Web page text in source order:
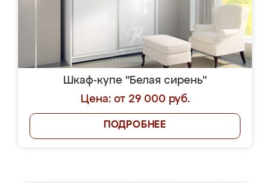
Шкаф-купе "Белая сирень"
Цена: от 29 000 руб.
ПОДРОБНЕЕ